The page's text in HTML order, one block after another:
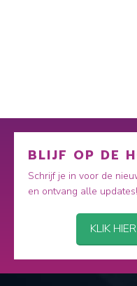
BLIJF OP DE
Schrijf je in voor de
en ontvang alle updates!
KLIK